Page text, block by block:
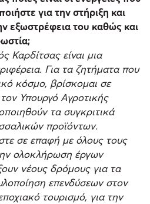
για την στήριξη και
εξωστρέφεια του καθώς και
Καρδίτσας είναι μια
Για τα ζητήματα που
κόσμο, βρίσκομαι σε
Υπουργό Αγροτικής
τα συγκριτικά
προϊόντων.
σε επαφή με όλους τους
ολοκλήρωση έργων
νέους δρόμους για τα
επενδύσεων στον
τουρισμό, για την